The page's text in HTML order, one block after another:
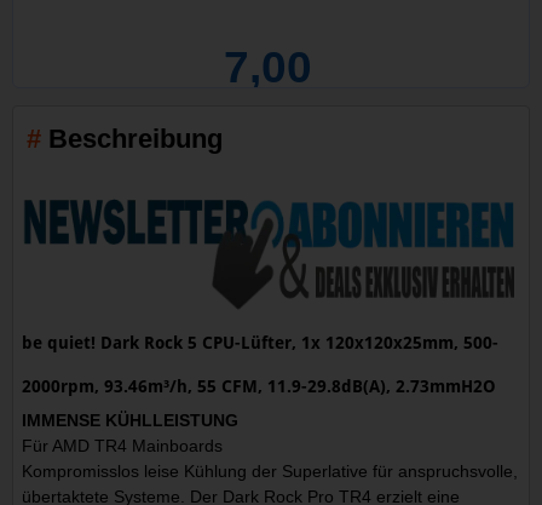
7,00
Beschreibung
be quiet! Dark Rock 5 CPU-Lüfter, 1x 120x120x25mm, 500-
2000rpm, 93.46m³/h, 55 CFM, 11.9-29.8dB(A), 2.73mmH2O
IMMENSE KÜHLLEISTUNG
Für AMD TR4 Mainboards
Kompromisslos leise Kühlung der Superlative für anspruchsvolle,
übertaktete Systeme. Der Dark Rock Pro TR4 erzielt eine